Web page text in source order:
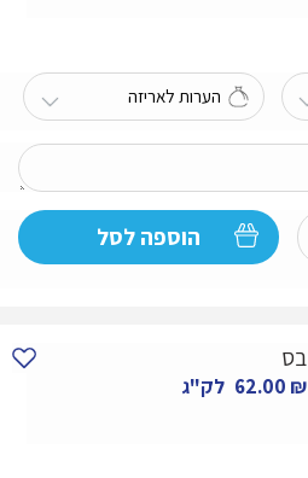
הוספה לסל
בס
62.00 ₪ לק"ג